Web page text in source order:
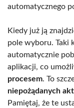
automatycznego
Kiedy już ją
pole wyboru. Taki
automatycznie
aplikacji, co
procesem. To
niepożądanych
Pamiętaj, że te